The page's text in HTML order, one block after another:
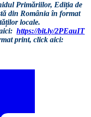
Primăriilor, Ediția de
din România în format
locale.
https://bit.ly/2PEauIT
print, click aici: